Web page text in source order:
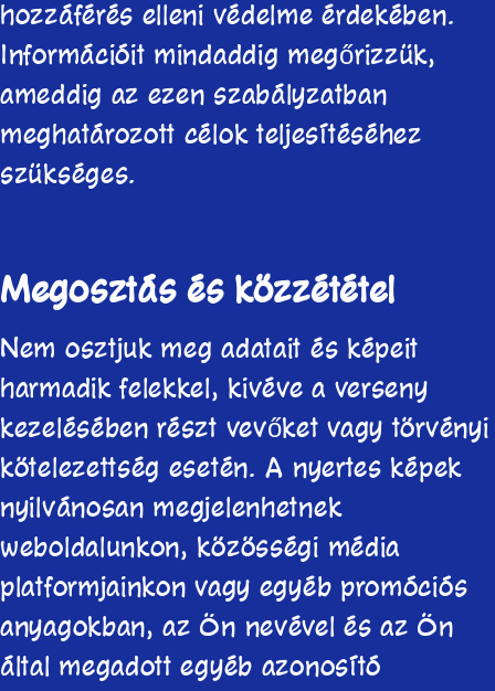
hozzáférés elleni védelme érdekében.
Információit mindaddig megőrizzük,
ameddig az ezen szabályzatban
meghatározott célok teljesítéséhez
szükséges.
Megosztás és közzététel
Nem osztjuk meg adatait és képeit
harmadik felekkel, kivéve a verseny
kezelésében részt vevőket vagy törvényi
kötelezettség esetén. A nyertes képek
nyilvánosan megjelenhetnek
weboldalunkon, közösségi média
platformjainkon vagy egyéb promóciós
anyagokban, az Ön nevével és az Ön
által megadott egyéb azonosító